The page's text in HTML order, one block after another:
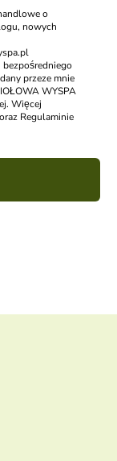
o
nowych
przeze mnie
WYSPA
Więcej
Regulaminie